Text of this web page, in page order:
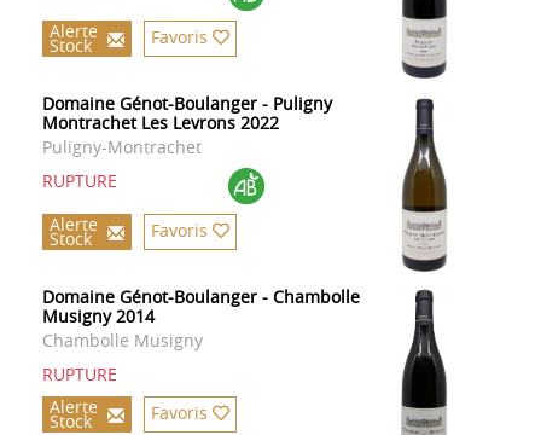
Alerte
Stock Favoris
Domaine Génot-Boulanger - Puligny
Montrachet Les Levrons 2022
Puligny-Montrachet
RUPTURE
Alerte
Stock Favoris
Domaine Génot-Boulanger - Chambolle
Musigny 2014
Chambolle Musigny
RUPTURE
Alerte
Stock Favoris